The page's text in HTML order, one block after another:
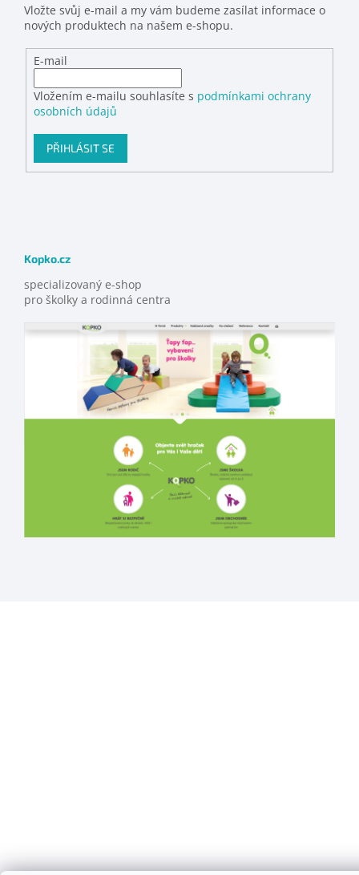
Vložte svůj e-mail a my vám budeme zasílat informace o
nových produktech na našem e-shopu.
E-mail
Vložením e-mailu souhlasíte s podmínkami ochrany
osobních údajů
PŘIHLÁSIT SE
Kopko.cz
specializovaný e-shop
pro školky a rodinná centra